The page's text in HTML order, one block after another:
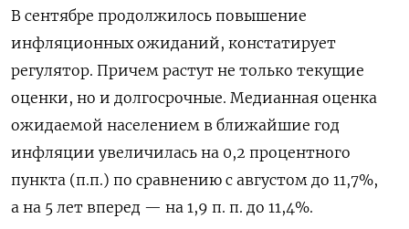
В сентябре продолжилось повышение
инфляционных ожиданий, констатирует
регулятор. Причем растут не только текущие
оценки, но и долгосрочные. Медианная оценка
ожидаемой населением в ближайшие год
инфляции увеличилась на 0,2 процентного
пункта (п.п.) по сравнению с августом до 11,7%,
а на 5 лет вперед — на 1,9 п. п. до 11,4%.